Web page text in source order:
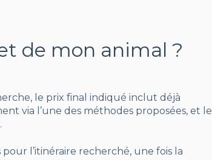
de mon animal ?
le prix final indiqué inclut déjà
via l’une des méthodes proposées, et le
pour l’itinéraire recherché, une fois la